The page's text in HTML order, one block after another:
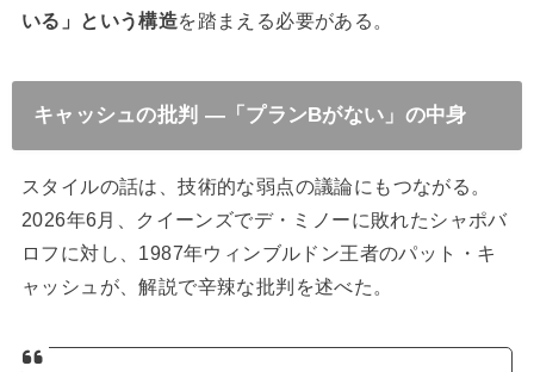
いる」という構造を踏まえる必要がある。
キャッシュの批判 ―「プランBがない」の中身
スタイルの話は、技術的な弱点の議論にもつながる。
2026年6月、クイーンズでデ・ミノーに敗れたシャポバ
ロフに対し、1987年ウィンブルドン王者のパット・キ
ャッシュが、解説で辛辣な批判を述べた。